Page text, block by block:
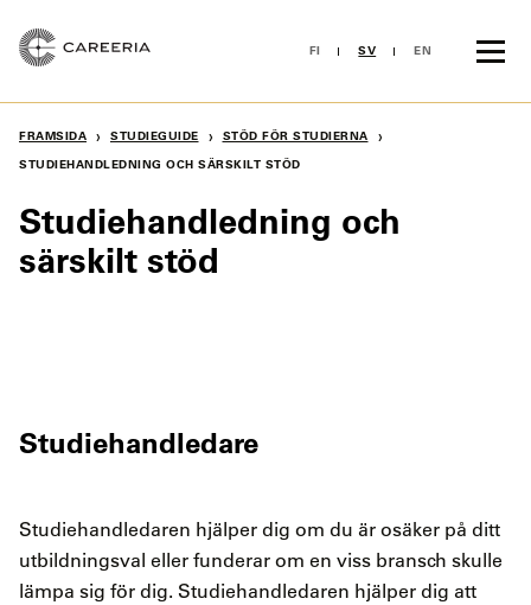
content
FI SV EN
FRAMSIDA › STUDIEGUIDE › STÖD FÖR STUDIERNA ›
STUDIEHANDLEDNING OCH SÄRSKILT STÖD
Studiehandledning och
särskilt stöd
Studiehandledare
Studiehandledaren hjälper dig om du är osäker på ditt
utbildningsval eller funderar om en viss bransch skulle
lämpa sig för dig. Studiehandledaren hjälper dig att